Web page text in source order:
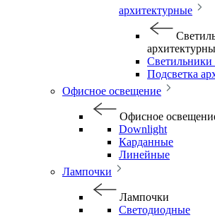
архитектурные
Светильники
Подсветка
Офисное освещение
Офисное
Downlight
Карданные
Линейные
Лампочки
Лампочки
Светодиодные